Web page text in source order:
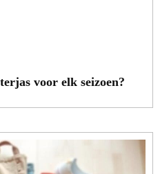
voor elk seizoen?